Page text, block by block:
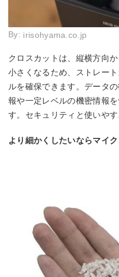
By: irisohyama.co.jp
クロスカットは、縦横方向
小さくなるため、ストレー
ルを確保できます。データ
報や一定レベルの機密情報
す。セキュリティと使いや
より細かくしたいならマイ